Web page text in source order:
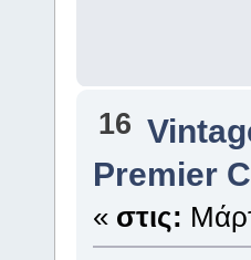
16
Premier
« στις: